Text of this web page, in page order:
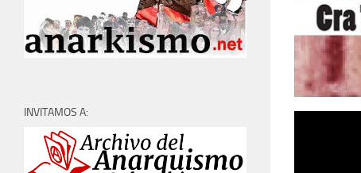
INVITAMOS A: